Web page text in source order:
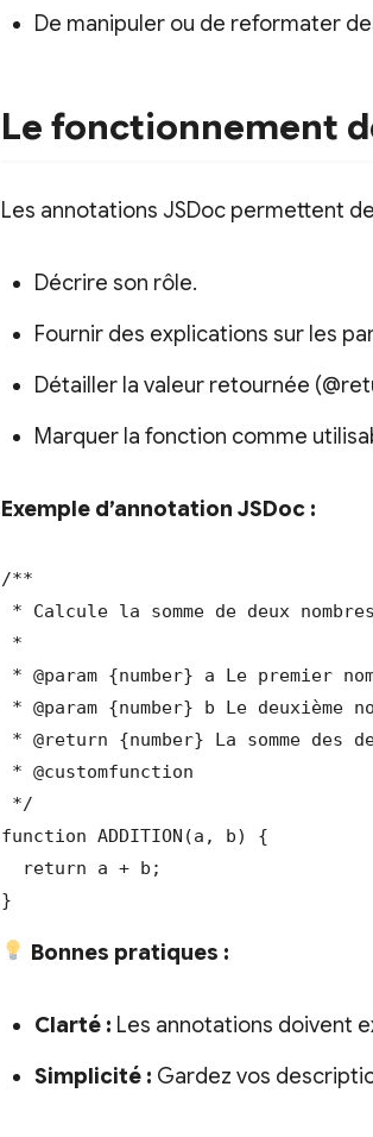
De manipuler ou de reformater
Le fonctionnement
Les annotations JSDoc permettent
Décrire son rôle.
Fournir des explications sur les
Détailler la valeur retournée
Marquer la fonction comme
Exemple d’annotation JSDoc :
/**
* Calcule la somme de deux
*
* @param {number} a Le premier
* @param {number} b Le deuxième
* @return {number} La somme des
* @customfunction
*/
function ADDITION(a, b) {
return a + b;
}
Bonnes pratiques :
Clarté : Les annotations doivent
Simplicité : Gardez vos